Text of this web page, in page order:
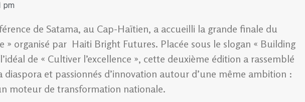
pm
de Satama, au Cap-Haïtien, a accueilli la grande finale du
» organisé par Haiti Bright Futures. Placée sous le slogan « Building
de « Cultiver l’excellence », cette deuxième édition a rassemblé
diaspora et passionnés d’innovation autour d’une même ambition :
moteur de transformation nationale.